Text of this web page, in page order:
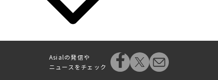
Asialの発信や
ニュースをチェック